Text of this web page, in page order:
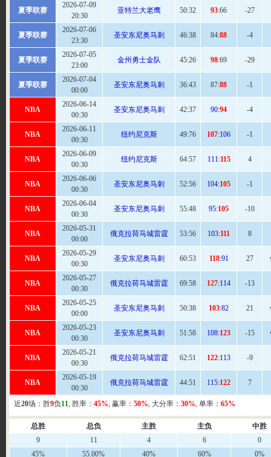
夏季联赛
2026-07-09
20:30
亚特兰大老鹰 50:32 93:66 -27
夏季联赛
2026-07-06
23:30
圣安东尼奥马刺 46:38 84:88 -4
夏季联赛
2026-07-05
23:00
金州勇士金队 45:26 98:69 -29
夏季联赛
2026-07-04
00:00
圣安东尼奥马刺 36:43 87:88 -1
NBA
2026-06-14
00:30
圣安东尼奥马刺 42:37 90:94 -4
NBA
2026-06-11
00:30
纽约尼克斯 49:76 107:106 -1
NBA
2026-06-09
00:30
纽约尼克斯 64:57 111:115 4
NBA
2026-06-06
00:30
圣安东尼奥马刺 52:56 104:105 -1
NBA
2026-06-04
00:30
圣安东尼奥马刺 55:48 95:105 -10
NBA
2026-05-31
00:00
俄克拉荷马城雷霆 53:56 103:111 8
NBA
2026-05-29
00:30
圣安东尼奥马刺 60:53 118:91 27
NBA
2026-05-27
00:30
俄克拉荷马城雷霆 69:58 127:114 -13
NBA
2026-05-25
00:00
圣安东尼奥马刺 50:38 103:82 21
NBA
2026-05-23
00:30
圣安东尼奥马刺 51:58 108:123 -15
NBA
2026-05-21
00:30
俄克拉荷马城雷霆 62:51 122:113 -9
NBA
2026-05-19
00:30
俄克拉荷马城雷霆 44:51 115:122 7
近20场：胜9负11, 胜率： 45%, 赢率： 50%, 大分率： 30%, 单率： 65%
总胜 总负 主胜 主负
中胜
9
11 4 6
0
45%
55.00% 40% 60% 0%